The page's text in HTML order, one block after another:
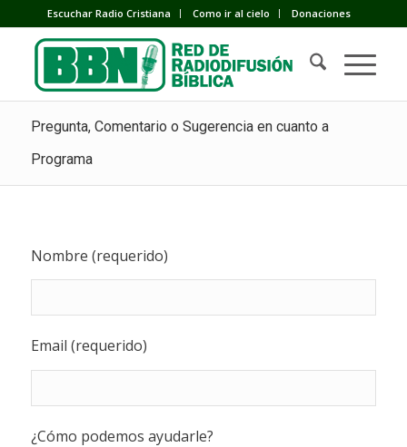
Escuchar Radio Cristiana Como ir al cielo Donaciones
Pregunta, Comentario o Sugerencia en cuanto a
Programa
Nombre (requerido)
Email (requerido)
¿Cómo podemos ayudarle?